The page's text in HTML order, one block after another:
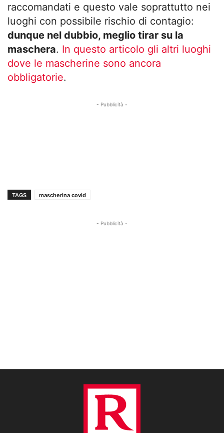
raccomandati e questo vale soprattutto nei
luoghi con possibile rischio di contagio:
dunque nel dubbio, meglio tirar su la
maschera. In questo articolo gli altri luoghi
dove le mascherine sono ancora
obbligatorie.
- Pubblicità -
TAGS mascherina covid
- Pubblicità -